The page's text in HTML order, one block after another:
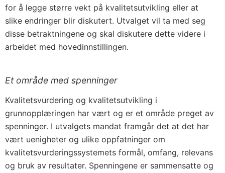
for å legge større vekt på kvalitetsutvikling eller at
slike endringer blir diskutert. Utvalget vil ta med seg
disse betraktningene og skal diskutere dette videre i
arbeidet med hovedinnstillingen.
Et område med spenninger
Kvalitetsvurdering og kvalitetsutvikling i
grunnopplæringen har vært og er et område preget av
spenninger. I utvalgets mandat framgår det at det har
vært uenigheter og ulike oppfatninger om
kvalitetsvurderingssystemets formål, omfang, relevans
og bruk av resultater. Spenningene er sammensatte og